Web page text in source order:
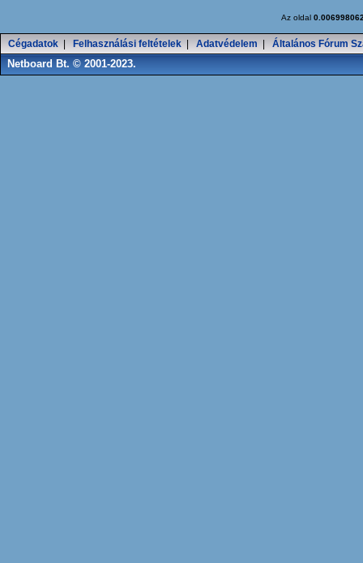
Az oldal
Cégadatok Felhasználási feltételek Adatvédelem Általános Fórum
Netboard Bt. © 2001-2023.